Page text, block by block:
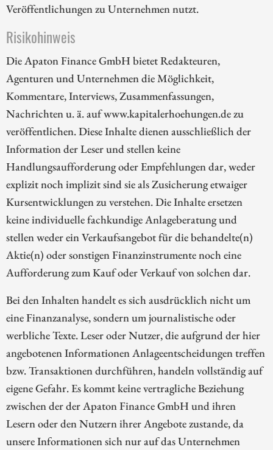
Veröffentlichungen zu Unternehmen nutzt.
Risikohinweis
Die Apaton Finance GmbH bietet Redakteuren,
Agenturen und Unternehmen die Möglichkeit,
Kommentare, Interviews, Zusammenfassungen,
Nachrichten u. ä. auf www.kapitalerhoehungen.de zu
veröffentlichen. Diese Inhalte dienen ausschließlich der
Information der Leser und stellen keine
Handlungsaufforderung oder Empfehlungen dar, weder
explizit noch implizit sind sie als Zusicherung etwaiger
Kursentwicklungen zu verstehen. Die Inhalte ersetzen
keine individuelle fachkundige Anlageberatung und
stellen weder ein Verkaufsangebot für die behandelte(n)
Aktie(n) oder sonstigen Finanzinstrumente noch eine
Aufforderung zum Kauf oder Verkauf von solchen dar.
Bei den Inhalten handelt es sich ausdrücklich nicht um
eine Finanzanalyse, sondern um journalistische oder
werbliche Texte. Leser oder Nutzer, die aufgrund der hier
angebotenen Informationen Anlageentscheidungen treffen
bzw. Transaktionen durchführen, handeln vollständig auf
eigene Gefahr. Es kommt keine vertragliche Beziehung
zwischen der der Apaton Finance GmbH und ihren
Lesern oder den Nutzern ihrer Angebote zustande, da
unsere Informationen sich nur auf das Unternehmen